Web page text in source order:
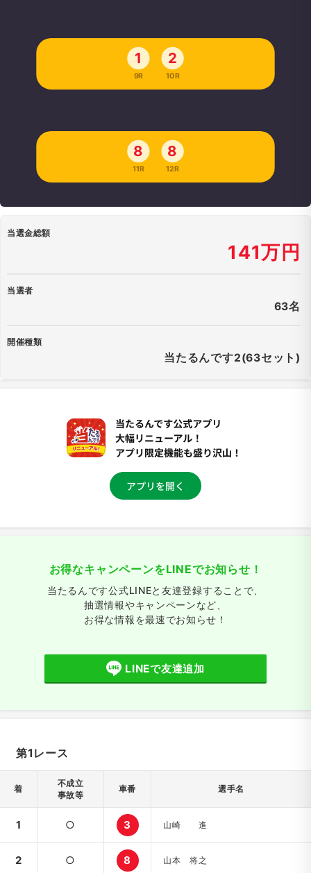
1
9R
2
10R
8
11R
8
12R
当選金総額
141万円
当選者
63名
開催種類
当たるんです2(63セット)
お得なキャンペーンをLINEでお知らせ！
当たるんです公式LINEと友達登録することで、
抽選情報やキャンペーンなど、
お得な情報を最速でお知らせ！
LINEで友達追加
第1レース
着
不成立
事故等
車番 選手名
1 ○ 3 山崎 進
2 ○ 8 山本 将之